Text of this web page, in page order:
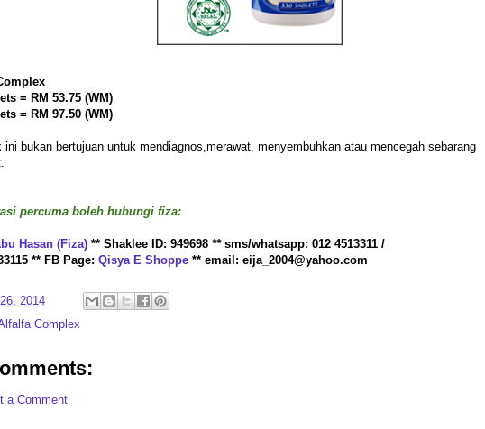
= RM 53.75 (WM)
= RM 97.50 (WM)
ini bukan bertujuan untuk mendiagnos,merawat, menyembuhkan atau mencegah sebarang
percuma boleh hubungi fiza:
Hasan (Fiza) ** Shaklee ID: 949698 ** sms/whatsapp: 012 4513311 /
** FB Page: Qisya E Shoppe ** email: eija_2004@yahoo.com
2014
Complex
a Comment